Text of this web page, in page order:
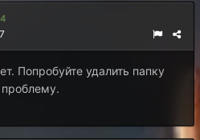
4
Попробуйте удалить папку